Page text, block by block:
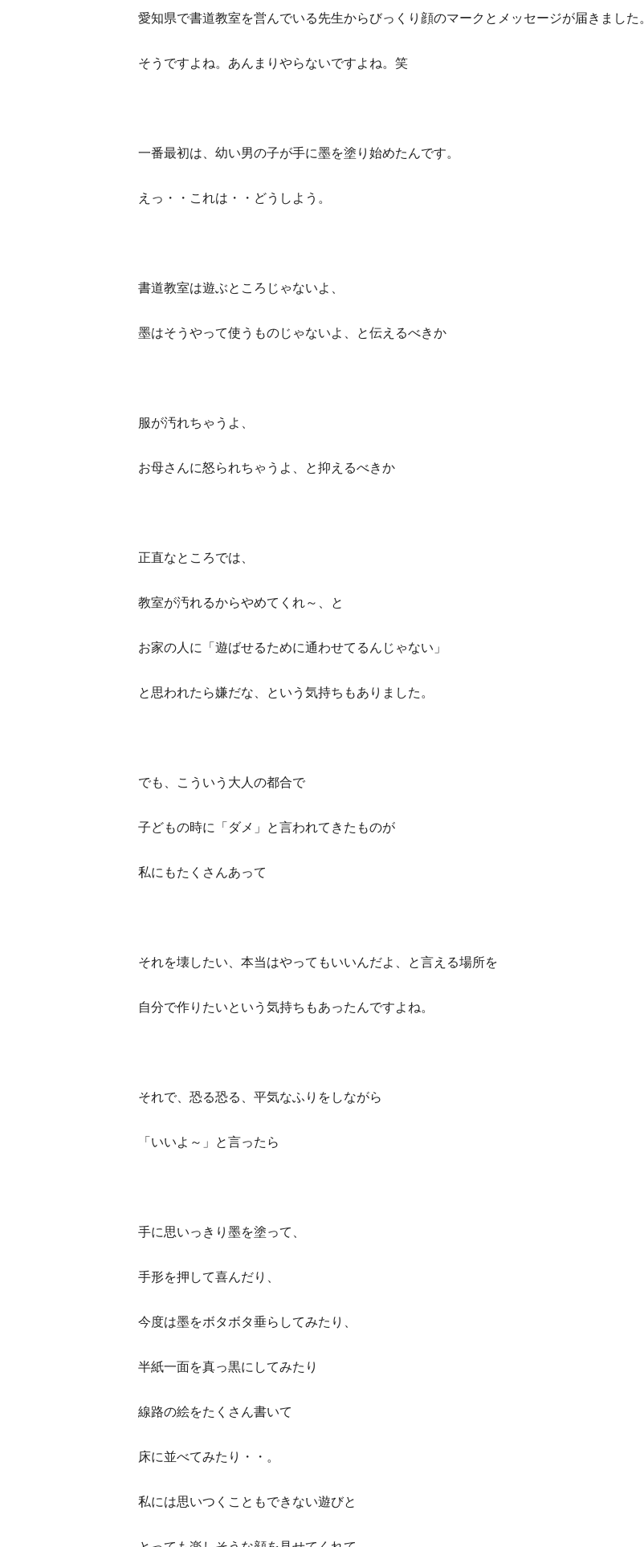
愛知県で書道教室を営んでいる先生からびっくり顔のマークとメッセージが届きました。
そうですよね。あんまりやらないですよね。笑
一番最初は、幼い男の子が手に墨を塗り始めたんです。
えっ・・これは・・どうしよう。
書道教室は遊ぶところじゃないよ、
墨はそうやって使うものじゃないよ、と伝えるべきか
服が汚れちゃうよ、
お母さんに怒られちゃうよ、と抑えるべきか
正直なところでは、
教室が汚れるからやめてくれ～、と
お家の人に「遊ばせるために通わせてるんじゃない」
と思われたら嫌だな、という気持ちもありました。
でも、こういう大人の都合で
子どもの時に「ダメ」と言われてきたものが
私にもたくさんあって
それを壊したい、本当はやってもいいんだよ、と言える場所を
自分で作りたいという気持ちもあったんですよね。
それで、恐る恐る、平気なふりをしながら
「いいよ～」と言ったら
手に思いっきり墨を塗って、
手形を押して喜んだり、
今度は墨をボタボタ垂らしてみたり、
半紙一面を真っ黒にしてみたり
線路の絵をたくさん書いて
床に並べてみたり・・。
私には思いつくこともできない遊びと